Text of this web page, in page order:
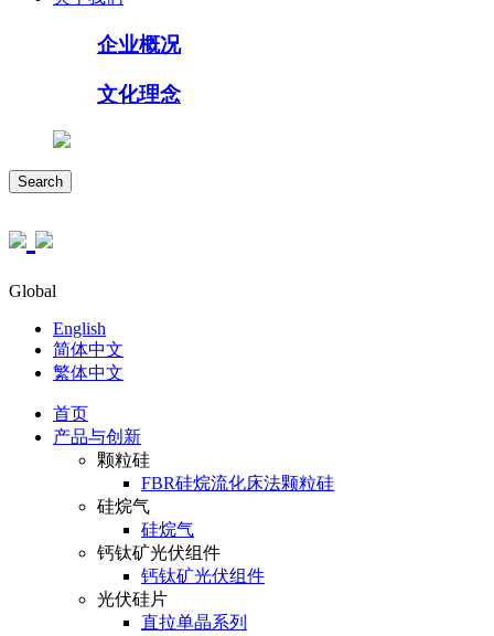
企业概况
文化理念
Search
Global
English
简体中文
繁体中文
首页
产品与创新
颗粒硅
FBR硅烷流化床法颗粒硅
硅烷气
硅烷气
钙钛矿光伏组件
钙钛矿光伏组件
光伏硅片
直拉单晶系列